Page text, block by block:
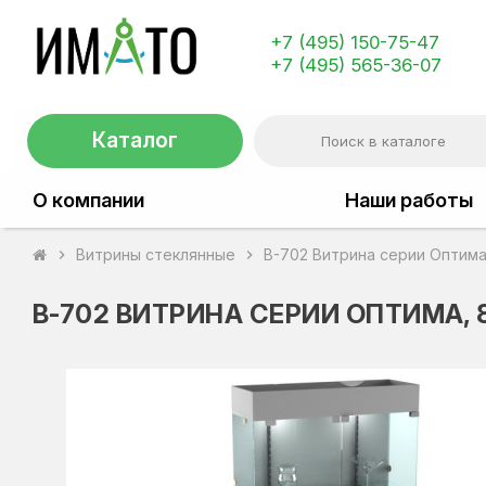
+7 (495) 150-75-47
+7 (495) 565-36-07
Каталог
О компании Наши работы
chevron_right Витрины стеклянные chevron_right В-702 Витрина серии
В-702 ВИТРИНА СЕРИИ ОПТИМА,